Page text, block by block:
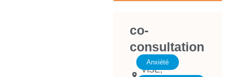
co-
consultation
4600
VISE,
Anxiété